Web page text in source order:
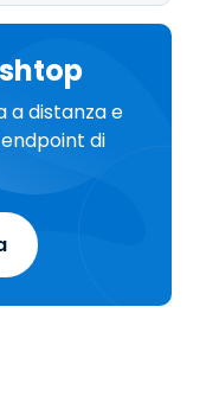
a distanza e
di